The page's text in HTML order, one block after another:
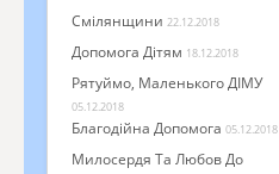
Смілянщини 22.12.2018
Допомога Дітям 18.12.2018
Рятуймо, Маленького ДІМУ
05.12.2018
Благодійна Допомога 05.12.2018
Милосердя Та Любов До